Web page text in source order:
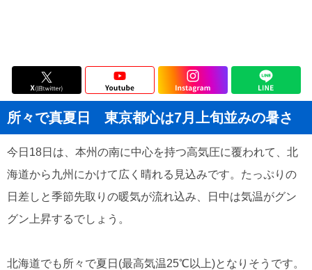
所々で真夏日 東京都心は7月上旬並みの暑さ
今日18日は、本州の南に中心を持つ高気圧に覆われて、北
海道から九州にかけて広く晴れる見込みです。たっぷりの
日差しと季節先取りの暖気が流れ込み、日中は気温がグン
グン上昇するでしょう。
北海道でも所々で夏日(最高気温25℃以上)となりそうです。